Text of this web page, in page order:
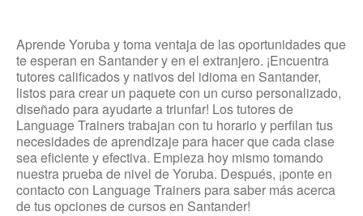
Aprende Yoruba y toma ventaja de las oportunidades que
te esperan en Santander y en el extranjero. ¡Encuentra
tutores calificados y nativos del idioma en Santander,
listos para crear un paquete con un curso personalizado,
diseñado para ayudarte a triunfar! Los tutores de
Language Trainers trabajan con tu horario y perfilan tus
necesidades de aprendizaje para hacer que cada clase
sea eficiente y efectiva. Empieza hoy mismo tomando
nuestra prueba de nivel de Yoruba. Después, ¡ponte en
contacto con Language Trainers para saber más acerca
de tus opciones de cursos en Santander!